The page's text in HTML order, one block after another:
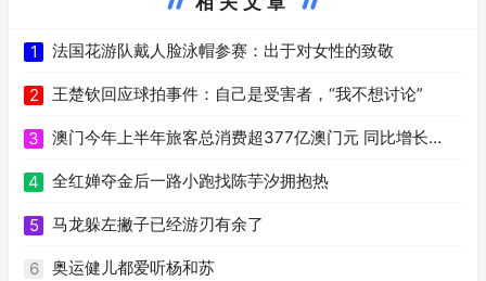
1 法国花游队戴人脸泳帽参赛：出于对女性的致敬
2 王楚钦回应球拍事件：自己是受害者，“我不想讨论”
3 澳门今年上半年旅客总消费超377亿澳门元 同比增长
16.4%
4 全红婵夺金后一路小跑找陈芋汐拥抱热
5 马龙躲左撇子已经游刃有余了
6 奥运健儿都爱听杨和苏